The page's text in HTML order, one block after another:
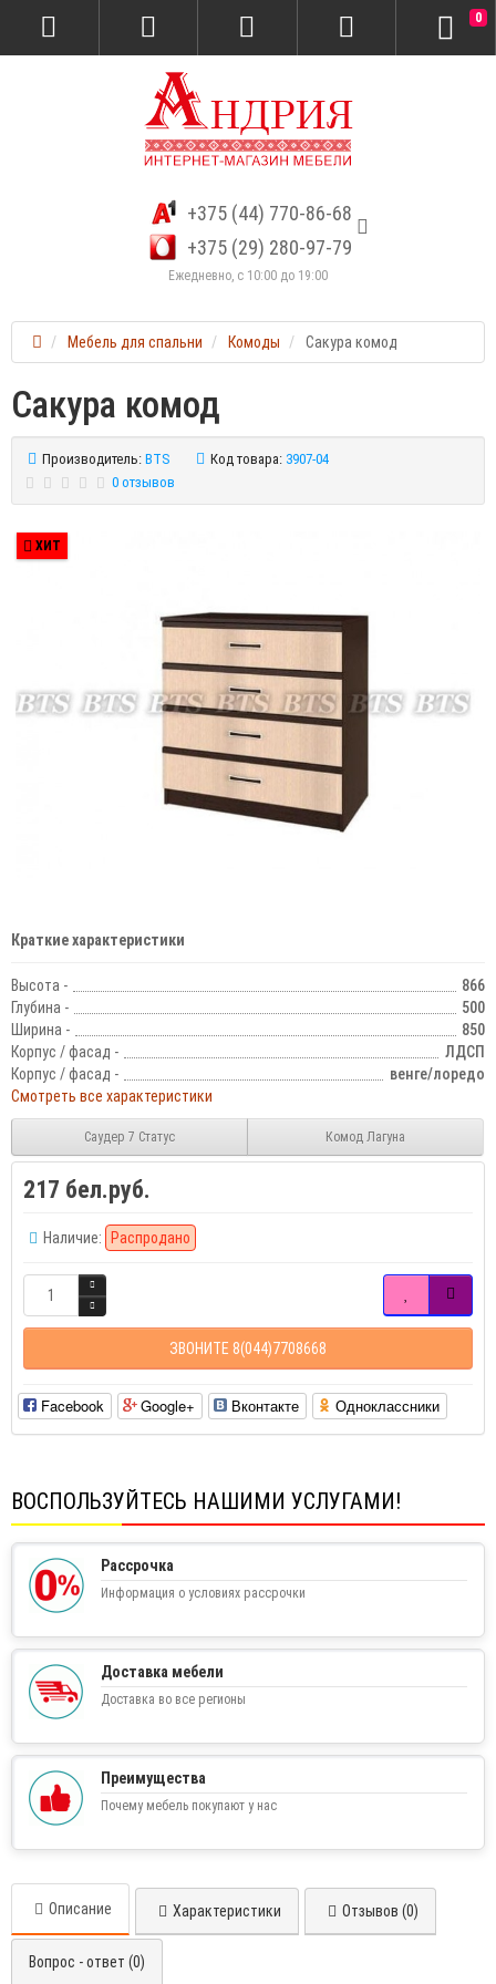
+375 (44) 770-86-68
+375 (29) 280-97-79
Ежедневно, с 10:00 до 19:00
0
Мебель для спальни Комоды Сакура комод
Сакура комод
Производитель: BTS Код товара: 3907-04
0 отзывов
ХИТ
Краткие характеристики
Высота -
866
Глубина -
500
Ширина -
850
Корпус / фасад -
ЛДСП
Корпус / фасад -
венге/лоредо
Смотреть все характеристики
Саудер 7 Статус Комод Лагуна
217 бел.руб.
Наличие: Распродано
ЗВОНИТЕ 8(044)7708668
Facebook Google+ Вконтакте Одноклассники
ВОСПОЛЬЗУЙТЕСЬ НАШИМИ УСЛУГАМИ!
Рассрочка
Информация о условиях рассрочки
Доставка мебели
Доставка во все регионы
Преимущества
Почему мебель покупают у нас
Описание Характеристики Отзывов (0)
Вопрос - ответ (0)